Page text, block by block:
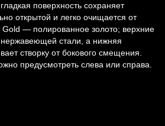
поверхность сохраняет
открытой и легко очищается от
— полированное золото; верхние
нержавеющей стали, а нижняя
створку от бокового смещения.
предусмотреть слева или справа.